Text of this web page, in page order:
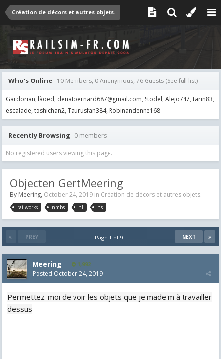
Création de décors et autres objets.
Who's Online 10 Members, 0 Anonymous, 76 Guests (See full list)
Gardorian làoed denatbernard687@gmail.com Stodel Alejo747 tarin83
escalade toshichan2 Taurusfan384 Robinandenne168
Recently Browsing 0 members
No registered users viewing this page.
Objecten GertMeering
By Meering, October 24, 2019 in Création de décors et autres objets.
railworks nmbs nl ns
PREV NEXT
Page 1 of 9
Meering 1,992
Posted October 24, 2019
Permettez-moi de voir les objets que je made'm à travailler
dessus